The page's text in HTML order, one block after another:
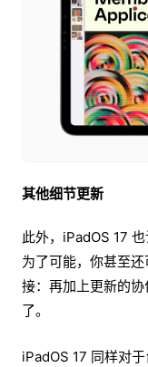
其他细节更新
此外，iPadOS 17
为了可能，你甚至
接：再加上更新的
了。
iPadOS 17 同样对